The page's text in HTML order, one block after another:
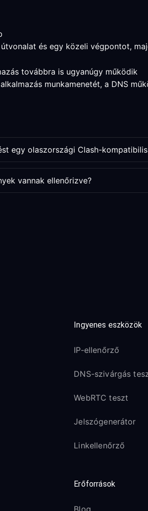
és egy közeli végpontot,
továbbra is ugyanúgy működik
munkamenetét, a DNS
egy olaszországi Clash-
vannak ellenőrizve?
Ingyenes eszközök
IP-ellenőrző
DNS-szivárgás
WebRTC teszt
Jelszógenerátor
Linkellenőrző
Erőforrások
Blog